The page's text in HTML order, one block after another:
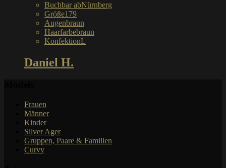
Buchbar abNürnberg
Größe179
Augenbraun
Haarfarbebraun
KonfektionL
Daniel H.
Frauen
Männer
Kinder
Silver Ager
Gruppen, Paare & Familien
Curvy